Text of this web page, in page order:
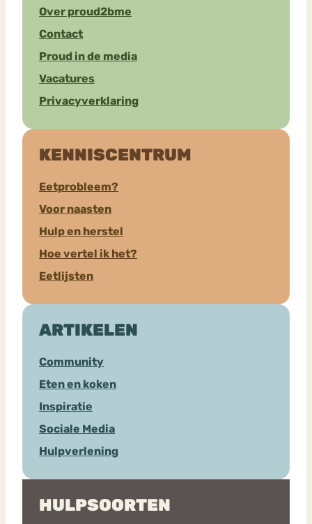
Over proud2bme
Contact
Proud in de media
Vacatures
Privacyverklaring
KENNISCENTRUM
Eetprobleem?
Voor naasten
Hulp en herstel
Hoe vertel ik het?
Eetlijsten
ARTIKELEN
Community
Eten en koken
Inspiratie
Sociale Media
Hulpverlening
HULPSOORTEN